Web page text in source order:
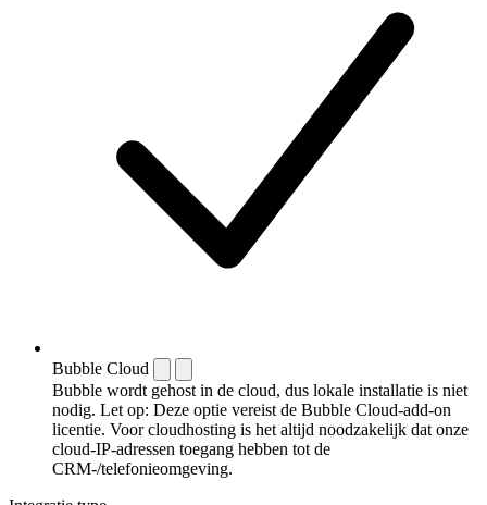
Bubble Cloud
Bubble wordt gehost in de cloud, dus lokale installatie is niet
nodig. Let op: Deze optie vereist de Bubble Cloud-add-on
licentie. Voor cloudhosting is het altijd noodzakelijk dat onze
cloud-IP-adressen toegang hebben tot de
CRM-/telefonieomgeving.